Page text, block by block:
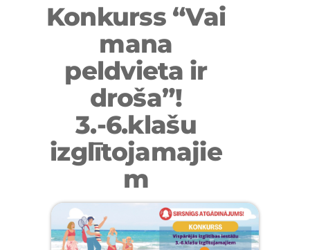
Konkurss “Vai
mana
peldvieta ir
droša”!
3.-6.klašu
izglītojamajie
m